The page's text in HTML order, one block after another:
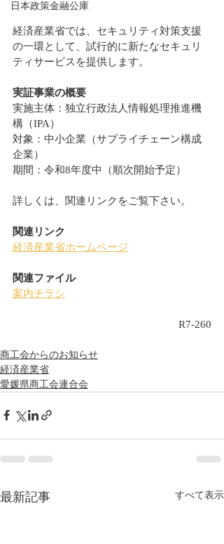
日本政策金融公庫
経済産業省では、セキュリティ対策支援
の一環として、試行的に新たなセキュリ
ティサービスを提供します。
実証事業の概要
実施主体：独立行政法人情報処理推進機
構（IPA）
対象：中小企業（サプライチェーン構成
企業）
期間：令和8年度中（順次開始予定）
詳しくは、関連リンクをご覧下さい。
関連リンク
経済産業省ホームページ
関連ファイル
案内チラシ
R7-260
商工会からのお知らせ
経済産業省
愛媛県商工会連合会
最新記事 すべて表示